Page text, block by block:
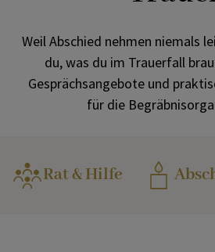
Themen
SONSTIGES
Weil Abschied nehmen niemals
du, was du im Trauerfall
Gesprächsangebote und
für die
Rat & Hilfe